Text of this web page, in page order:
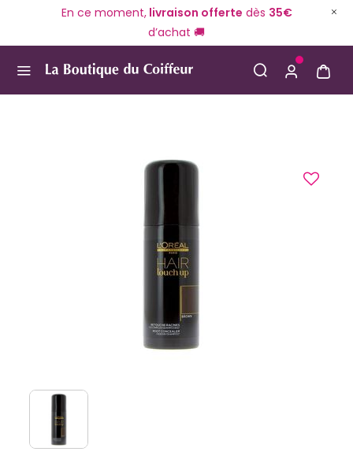
En ce moment,livraison offerte dès 35€
d’achat 🚚